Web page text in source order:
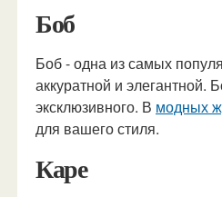
Боб
Боб - одна из самых
аккуратной и элегантной.
эксклюзивного. В модных
для вашего стиля.
Каре